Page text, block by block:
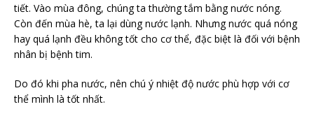
tiết. Vào mùa đông, chúng ta thường tắm bằng nước nóng.
Còn đến mùa hè, ta lại dùng nước lạnh. Nhưng nước quá nóng
hay quá lạnh đều không tốt cho cơ thể, đặc biệt là đối với bệnh
nhân bị bệnh tim.
Do đó khi pha nước, nên chú ý nhiệt độ nước phù hợp với cơ
thể mình là tốt nhất.